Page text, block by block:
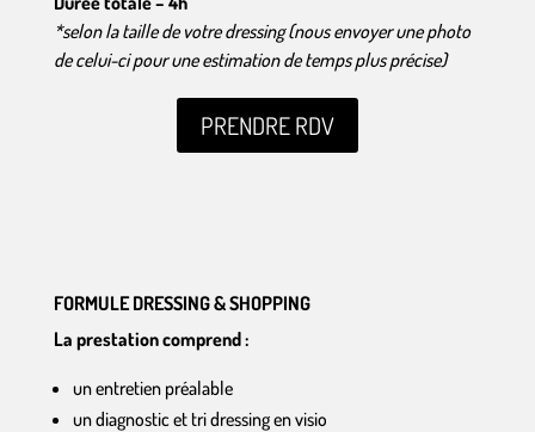
*selon la taille de votre dressing (nous envoyer une photo
de celui-ci pour une estimation de temps plus précise)
PRENDRE RDV
FORMULE DRESSING & SHOPPING
La prestation comprend :
un entretien préalable
un diagnostic et tri dressing en visio